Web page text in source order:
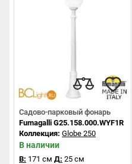
Садово-парковый фонарь
Fumagalli G25.158.000.WYF1R
Коллекция: Globe 250
В наличии
В: 171 см Д: 25 см